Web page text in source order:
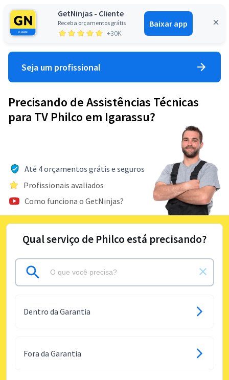
GetNinjas - Cliente
Receba orçamentos grátis
+30K
Baixar app
Entrar
Seja um profissional
Precisando de Assistências Técnicas
para TV Philco em Igarassu?
Até 4 orçamentos grátis e seguros
Profissionais avaliados
Como funciona o GetNinjas?
Qual serviço de Philco está precisando?
Dentro da Garantia
Fora da Garantia